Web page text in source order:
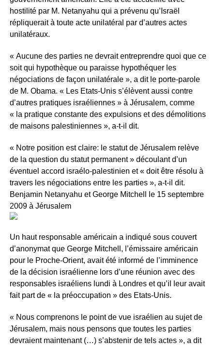
hostilité par M. Netanyahu qui a prévenu qu’Israël
répliquerait à toute acte unilatéral par d’autres actes
unilatéraux.
« Aucune des parties ne devrait entreprendre quoi que ce
soit qui hypothèque ou paraisse hypothéquer les
négociations de façon unilatérale », a dit le porte-parole
de M. Obama. « Les Etats-Unis s’élèvent aussi contre
d’autres pratiques israéliennes » à Jérusalem, comme
« la pratique constante des expulsions et des démolitions
de maisons palestiniennes », a-t-il dit.
« Notre position est claire: le statut de Jérusalem relève
de la question du statut permanent » découlant d’un
éventuel accord israélo-palestinien et « doit être résolu à
travers les négociations entre les parties », a-t-il dit.
Benjamin Netanyahu et George Mitchell le 15 septembre
2009 à Jérusalem
Un haut responsable américain a indiqué sous couvert
d’anonymat que George Mitchell, l’émissaire américain
pour le Proche-Orient, avait été informé de l’imminence
de la décision israélienne lors d’une réunion avec des
responsables israéliens lundi à Londres et qu’il leur avait
fait part de « la préoccupation » des Etats-Unis.
« Nous comprenons le point de vue israélien au sujet de
Jérusalem, mais nous pensons que toutes les parties
devraient maintenant (…) s’abstenir de tels actes », a dit